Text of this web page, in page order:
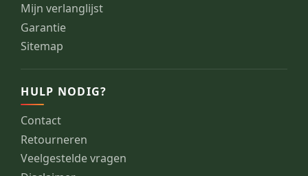
Mijn verlanglijst
Garantie
Sitemap
HULP NODIG?
Contact
Retourneren
Veelgestelde vragen